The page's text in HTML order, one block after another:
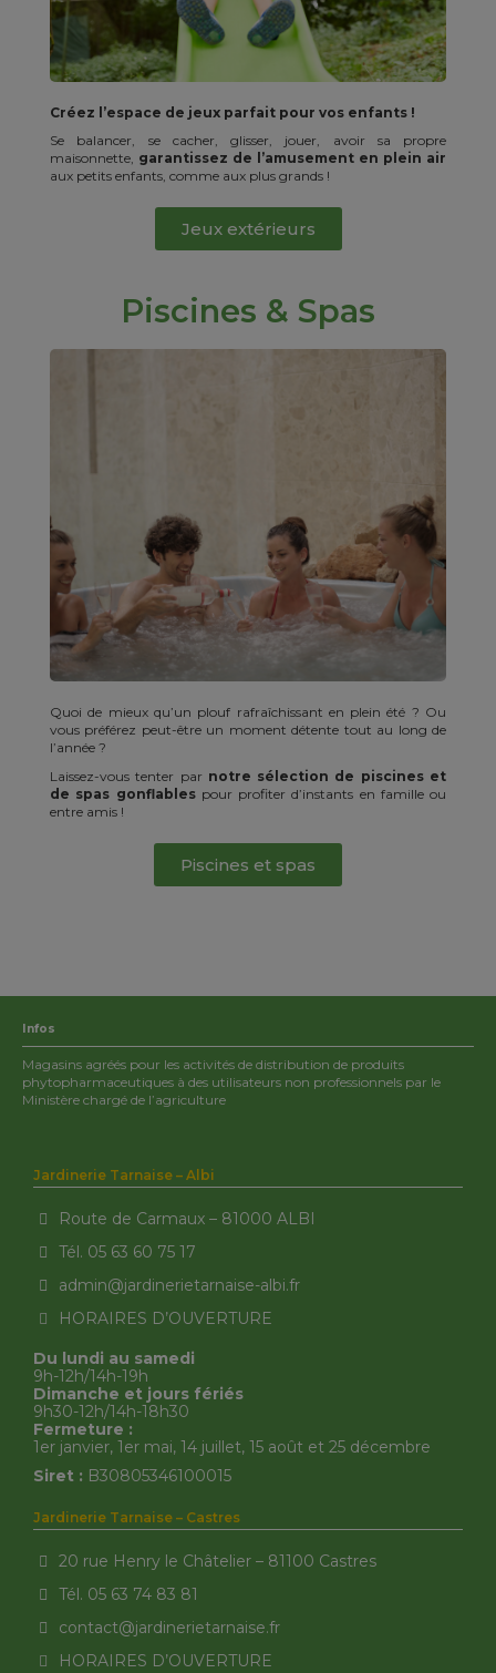
Créez l’espace de jeux parfait pour vos enfants !
Se balancer, se cacher, glisser, jouer, avoir sa propre
maisonnette, garantissez de l’amusement en plein air
aux petits enfants, comme aux plus grands !
Jeux extérieurs
Piscines & Spas
Quoi de mieux qu’un plouf rafraîchissant en plein été ? Ou
vous préférez peut-être un moment détente tout au long de
l’année ?
Laissez-vous tenter par notre sélection de piscines et
de spas gonflablespour profiter d’instants en famille ou
entre amis !
Piscines et spas
Infos
Magasins agréés pour les activités de distribution de produits
phytopharmaceutiques à des utilisateurs non professionnels par le
Ministère chargé de l’agriculture
Jardinerie Tarnaise – Albi
Route de Carmaux – 81000 ALBI
Tél. 05 63 60 75 17
admin@jardinerietarnaise-albi.fr
HORAIRES D’OUVERTURE
Du lundi au samedi
9h-12h/14h-19h
Dimanche et jours fériés
9h30-12h/14h-18h30
Fermeture :
1er janvier, 1er mai, 14 juillet, 15 août et 25 décembre
Siret : B30805346100015
Jardinerie Tarnaise – Castres
20 rue Henry le Châtelier – 81100 Castres
Tél. 05 63 74 83 81
contact@jardinerietarnaise.fr
HORAIRES D’OUVERTURE